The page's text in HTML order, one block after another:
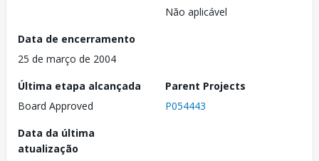
Não aplicável
Data de encerramento
25 de março de 2004
Última etapa alcançada
Board Approved
Parent Projects
P054443
Data da última
atualização